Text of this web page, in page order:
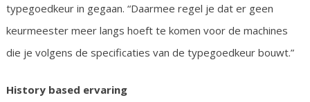
typegoedkeur in gegaan. “Daarmee regel je dat er geen
keurmeester meer langs hoeft te komen voor de machines
die je volgens de specificaties van de typegoedkeur bouwt.”
History based ervaring